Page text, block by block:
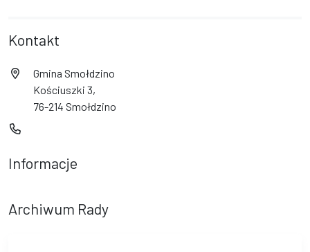
Kontakt
Gmina Smołdzino
Kościuszki 3,
76-214 Smołdzino
Informacje
Archiwum Rady